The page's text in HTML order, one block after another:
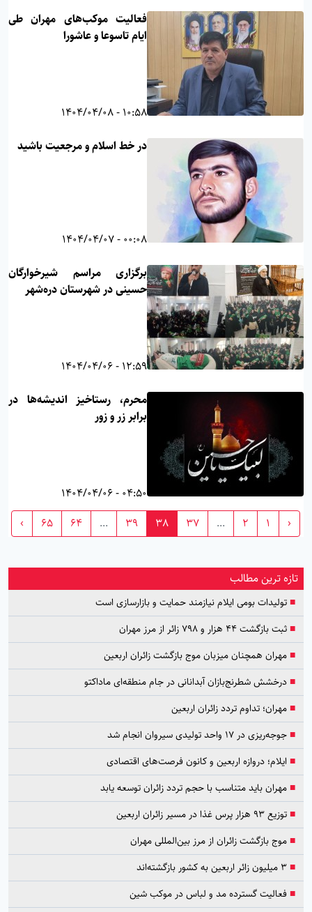
فعالیت موکب‌های مهران طی
ایام تاسوعا و عاشورا
10:58 - 1404/04/08
در خط اسلام و مرجعیت باشید
00:08 - 1404/04/07
برگزاری مراسم شیرخوارگان
حسینی در شهرستان دره‌شهر
12:59 - 1404/04/06
محرم، رستاخیز اندیشه‌ها در
برابر زر و زور
04:50 - 1404/04/06
‹
1
2
...
37
38
39
...
64
65
›
تازه ترین مطالب
■تولیدات بومی ایلام نیازمند حمایت و بازارسازی است
■ثبت بازگشت ۴۴ هزار و ۷۹۸ زائر از مرز مهران
■مهران همچنان میزبان موج بازگشت زائران اربعین
■درخشش شطرنج‌بازان آبدانانی در جام منطقه‌ای ماداکتو
■مهران؛ تداوم تردد زائران اربعین
■جوجه‌ریزی در ۱۷ واحد تولیدی سیروان انجام شد
■ ایلام؛ دروازه اربعین و کانون فرصت‌های اقتصادی
■مهران باید متناسب با حجم تردد زائران توسعه یابد
■توزیع ۹۳ هزار پرس غذا در مسیر زائران اربعین
■موج بازگشت زائران از مرز بین‌المللی مهران
■۳ میلیون زائر اربعین به کشور بازگشته‌اند
■فعالیت گسترده مد و لباس در موکب شین